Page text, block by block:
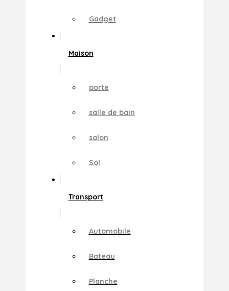
Gadget
Maison
porte
salle de bain
salon
Sol
Transport
Automobile
Bateau
Planche